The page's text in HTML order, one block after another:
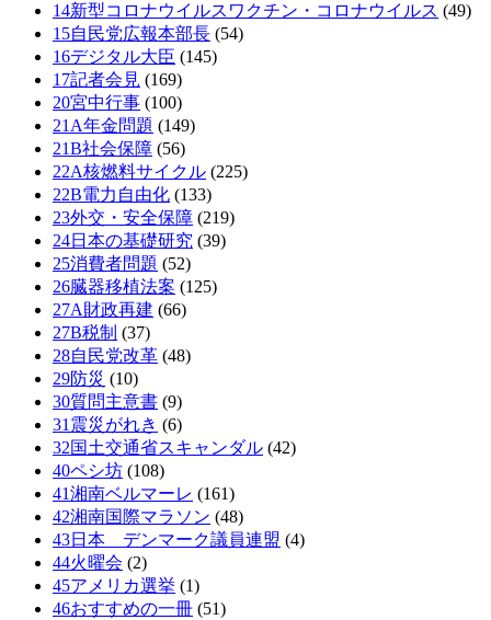
14新型コロナウイルスワクチン・コロナウイルス (49)
15自民党広報本部長 (54)
16デジタル大臣 (145)
17記者会見 (169)
20宮中行事 (100)
21A年金問題 (149)
21B社会保障 (56)
22A核燃料サイクル (225)
22B電力自由化 (133)
23外交・安全保障 (219)
24日本の基礎研究 (39)
25消費者問題 (52)
26臓器移植法案 (125)
27A財政再建 (66)
27B税制 (37)
28自民党改革 (48)
29防災 (10)
30質問主意書 (9)
31震災がれき (6)
32国土交通省スキャンダル (42)
40ペシ坊 (108)
41湘南ベルマーレ (161)
42湘南国際マラソン (48)
43日本 デンマーク議員連盟 (4)
44火曜会 (2)
45アメリカ選挙 (1)
46おすすめの一冊 (51)